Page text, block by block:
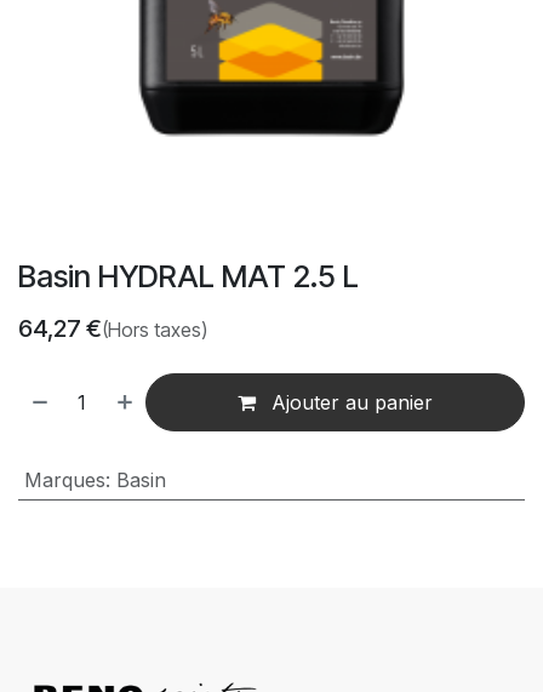
Basin HYDRAL MAT 2.5 L
64,27 €(Hors taxes)
Ajouter au panier
Marques: Basin